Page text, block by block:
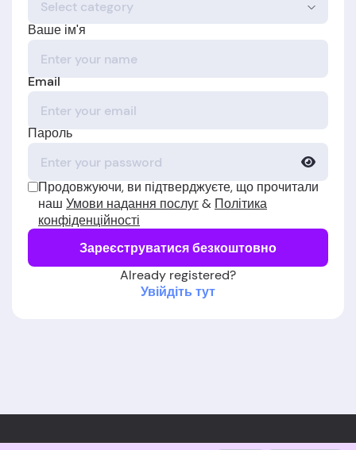
Ваше ім'я
Email
Пароль
Продовжуючи, ви підтверджуєте, що прочитали
наш Умови надання послуг& Політика
конфіденційності
Зареєструватися безкоштовно
Already registered?
Увійдіть тут